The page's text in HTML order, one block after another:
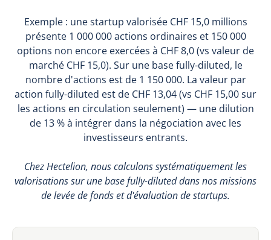
Exemple : une startup valorisée CHF 15,0 millions
présente 1 000 000 actions ordinaires et 150 000
options non encore exercées à CHF 8,0 (vs valeur de
marché CHF 15,0). Sur une base fully-diluted, le
nombre d'actions est de 1 150 000. La valeur par
action fully-diluted est de CHF 13,04 (vs CHF 15,00 sur
les actions en circulation seulement) — une dilution
de 13 % à intégrer dans la négociation avec les
investisseurs entrants.
Chez Hectelion, nous calculons systématiquement les
valorisations sur une base fully-diluted dans nos missions
de levée de fonds et d'évaluation de startups.